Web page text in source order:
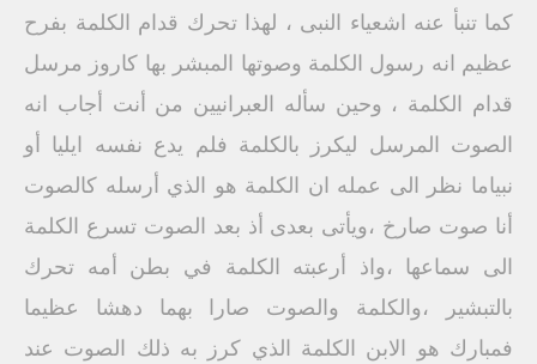
كما تنبأ عنه اشعياء النبى ، لهذا تحرك قدام الكلمة بفرح
عظيم انه رسول الكلمة وصوتها المبشر بها كاروز مرسل
قدام الكلمة ، وحين سأله العبرانيين من أنت أجاب انه
الصوت المرسل ليكرز بالكلمة فلم يدع نفسه ايليا أو
نبياما نظر الى عمله ان الكلمة هو الذي أرسله كالصوت
أنا صوت صارخ ،ويأتى بعدى أذ بعد الصوت تسرع الكلمة
الى سماعها ،واذ أرعبته الكلمة في بطن أمه تحرك
بالتبشير ،والكلمة والصوت صارا بهما دهشا عظيما
فمبارك هو الابن الكلمة الذي كرز به ذلك الصوت عند